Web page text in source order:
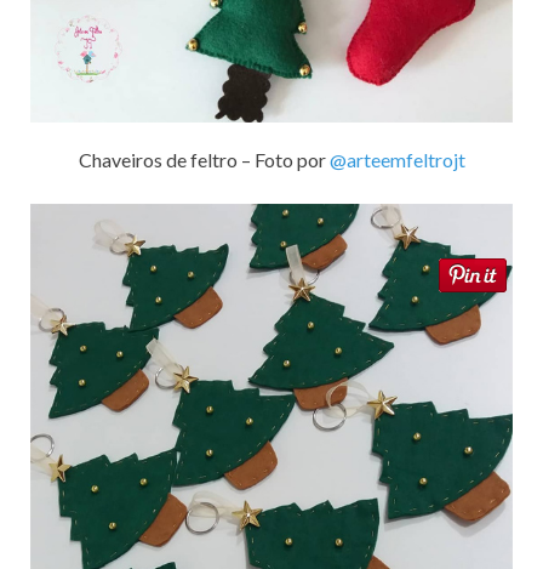
Chaveiros de feltro – Foto por@arteemfeltrojt